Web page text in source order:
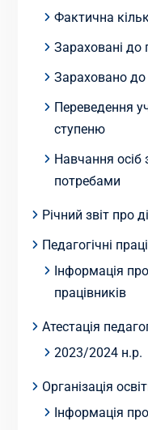
Фактична
Зараховані до
Зараховано до
Переведення
ступеню
Навчання осіб
потребами
Річний звіт про
Педагогічні
Інформація
працівників
Атестація
2023/2024 н.р.
Організація
Інформація